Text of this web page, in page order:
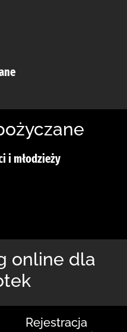
i młodzieży
online dla
Rejestracja